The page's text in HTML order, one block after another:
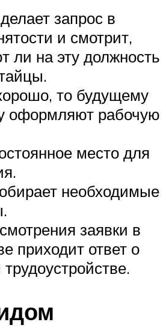
запрос в
и смотрит,
ли на эту должность
то будущему
оформляют рабочую
место для
необходимые
заявки в
приходит ответ о